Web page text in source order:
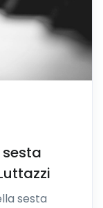
sesta
sesta